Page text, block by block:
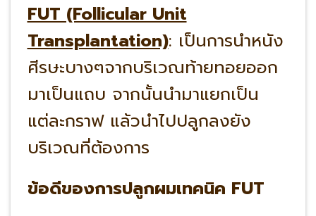
FUT (Follicular Unit
Transplantation): เป็นการนำหนัง
ศีรษะบางๆจากบริเวณท้ายทอยออก
มาเป็นแถบ จากนั้นนำมาแยกเป็น
แต่ละกราฟ แล้วนำไปปลูกลงยัง
บริเวณที่ต้องการ
ข้อดีของการปลูกผมเทคนิค FUT